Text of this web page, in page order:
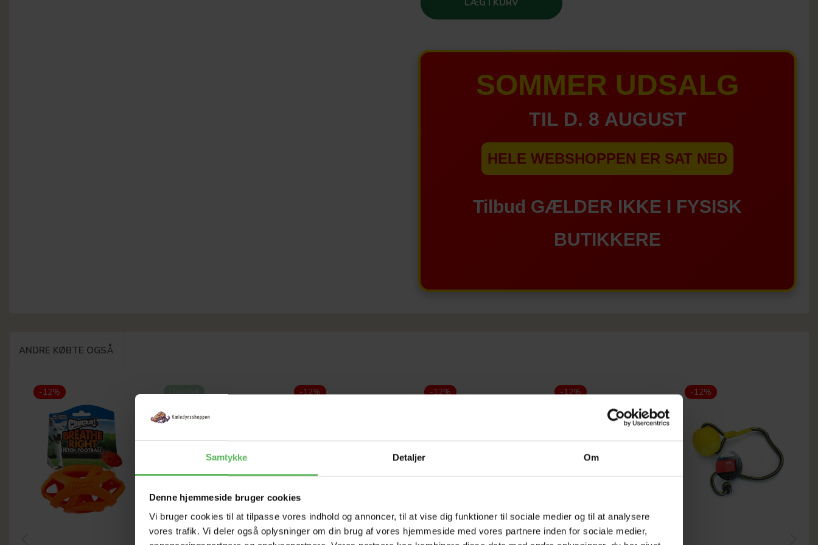
Samtykke Detaljer Om
Denne hjemmeside bruger cookies
Vi bruger cookies til at tilpasse vores indhold og annoncer, til at vise dig funktioner til sociale medier og til at analysere
vores trafik. Vi deler også oplysninger om din brug af vores hjemmeside med vores partnere inden for sociale medier,
LÆG I KURV
SOMMER UDSALG
TIL D. 8 AUGUST
HELE WEBSHOPPEN ER SAT NED
Tilbud GÆLDER IKKE I FYSISK
BUTIKKERE
ANDRE KØBTE OGSÅ
-12%
Udsolgt
-12%
-12% -12% -12% -12%